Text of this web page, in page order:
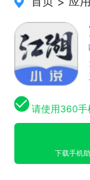
请使用360手
下载手机